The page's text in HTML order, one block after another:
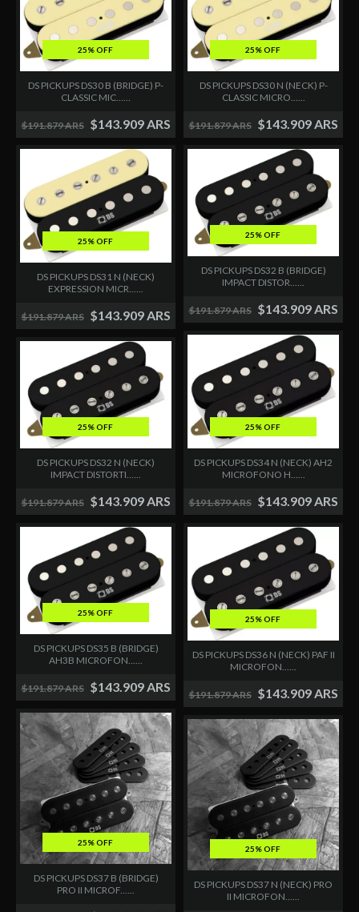
25% OFF
DS PICKUPS DS30 B (BRIDGE) P-
CLASSIC MIC......
$191.879 ARS $143.909 ARS
25% OFF
DS PICKUPS DS30 N (NECK) P-
CLASSIC MICRO......
$191.879 ARS $143.909 ARS
25% OFF
DS PICKUPS DS31 N (NECK)
EXPRESSION MICR......
$191.879 ARS $143.909 ARS
25% OFF
DS PICKUPS DS32 B (BRIDGE)
IMPACT DISTOR......
$191.879 ARS $143.909 ARS
25% OFF
DS PICKUPS DS32 N (NECK)
IMPACT DISTORTI......
$191.879 ARS $143.909 ARS
25% OFF
DS PICKUPS DS34 N (NECK) AH2
MICROFONO H......
$191.879 ARS $143.909 ARS
25% OFF
DS PICKUPS DS35 B (BRIDGE)
AH3B MICROFON......
$191.879 ARS $143.909 ARS
25% OFF
DS PICKUPS DS36 N (NECK) PAF II
MICROFON......
$191.879 ARS $143.909 ARS
25% OFF
DS PICKUPS DS37 B (BRIDGE)
PRO II MICROF......
25% OFF
DS PICKUPS DS37 N (NECK) PRO
II MICROFON......